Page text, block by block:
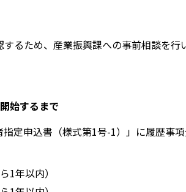
るため、産業振興課への事前相談を行
始するまで
定申込書（様式第1号-1）」に履歴事
1年以内）